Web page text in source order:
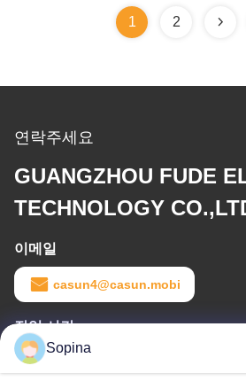
1 2
연락주세요
GUANGZHOU FUDE
TECHNOLOGY
이메일
casun4@casun.mobi
작업 시간
8:00-20:00
Sopina